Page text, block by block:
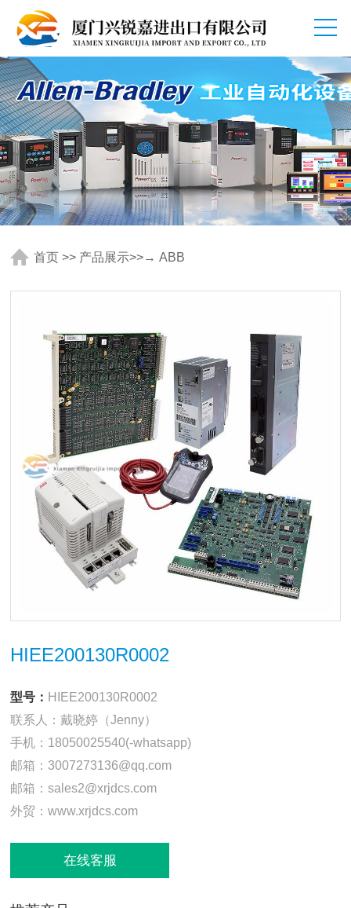
首页 >> 产品展示>>→ ABB
HIEE200130R0002
型号： HIEE200130R0002
联系人：戴晓婷（Jenny）
手机：18050025540(-whatsapp)
邮箱：3007273136@qq.com
邮箱：sales2@xrjdcs.com
外贸：www.xrjdcs.com
在线客服